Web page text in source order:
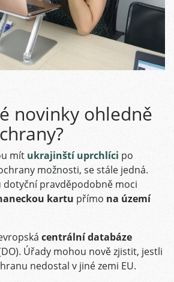
novinky ohledně
mít ukrajinští uprchlíci po
možnosti, se stále jedná.
dotyční pravděpodobně moci
kartu přímo na území
centrální databáze
Úřady mohou nově zjistit, jestli
nedostal v jiné zemi EU.